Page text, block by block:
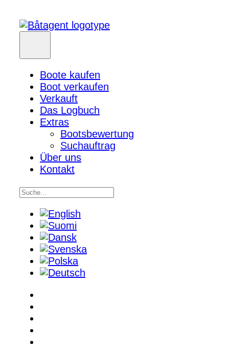
Boote kaufen
Boot verkaufen
Verkauft
Das Logbuch
Extras
Bootsbewertung
Suchauftrag
Über uns
Kontakt